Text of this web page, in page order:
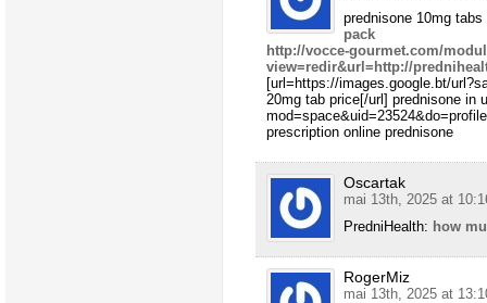
prednisone 10mg tabs
pack
http://vocce-gourmet.com/
view=redir&url=http://
[url=https://images.google.bt/
20mg tab price[/url] prednisone in
prescription online prednisone
Oscartak
mai 13th, 2025 at
PredniHealth: how
RogerMiz
mai 13th, 2025 at